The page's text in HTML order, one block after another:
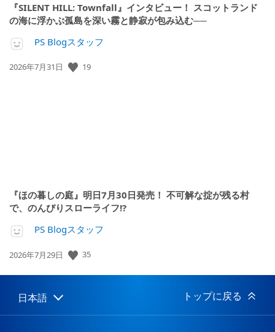
『SILENT HILL: Townfall』インタビュー！ スコットランド
の海に浮かぶ孤島を深い霧と静寂が包み込む──
PS Blogスタッフ
公
2026年7月31日 19
『ほの暮しの庭』明日7月30日発売！ 不可解な掟が残る村
で、のんびりスローライフ!?
PS Blogスタッフ
公
日:
2026年7月29日 35
Select
Current
日本語 トップに戻る